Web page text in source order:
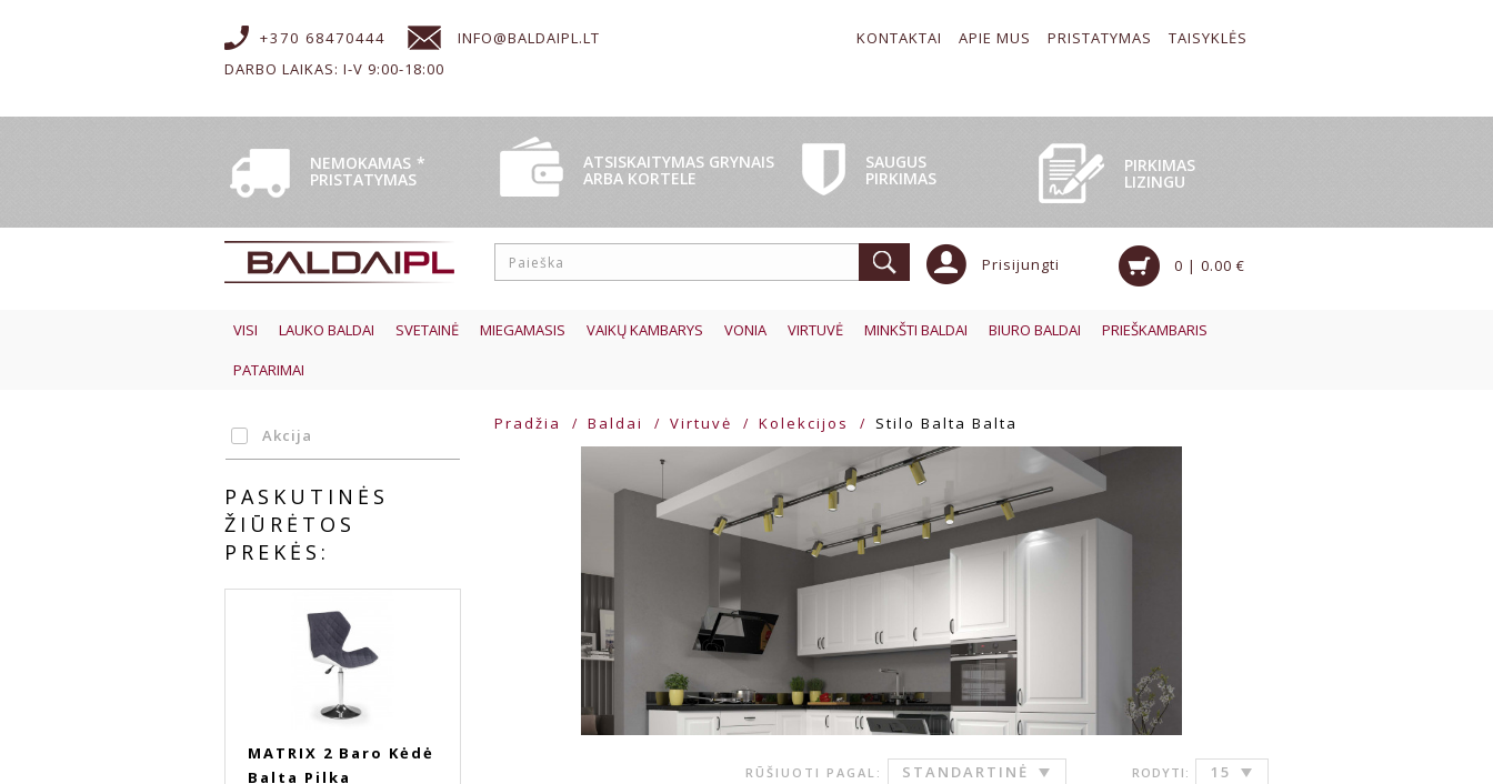
+370 68470444
INFO@BALDAIPL.LT
DARBO LAIKAS: I-V 9:00-18:00
KONTAKTAI APIE MUS PRISTATYMAS TAISYKLĖS
NEMOKAMAS
PRISTATYMAS
* ATSISKAITYMAS GRYNAIS
ARBA KORTELE
SAUGUS
PIRKIMAS
PIRKIMAS
LIZINGU
Prisijungti 0 | 0.00 €
VISI LAUKO BALDAI SVETAINĖ MIEGAMASIS VAIKŲ KAMBARYS VONIA VIRTUVĖ MINKŠTI BALDAI BIURO BALDAI
PRIEŠKAMBARIS
PATARIMAI
Pradžia Baldai Virtuvė Kolekcijos Stilo Balta Balta
STANDARTINĖ
RŪŠIUOTI PAGAL: 15
RODYTI:
Akcija
PASKUTINĖS
ŽIŪRĖTOS
PREKĖS:
MATRIX 2 Baro Kėdė
Balta Pilka